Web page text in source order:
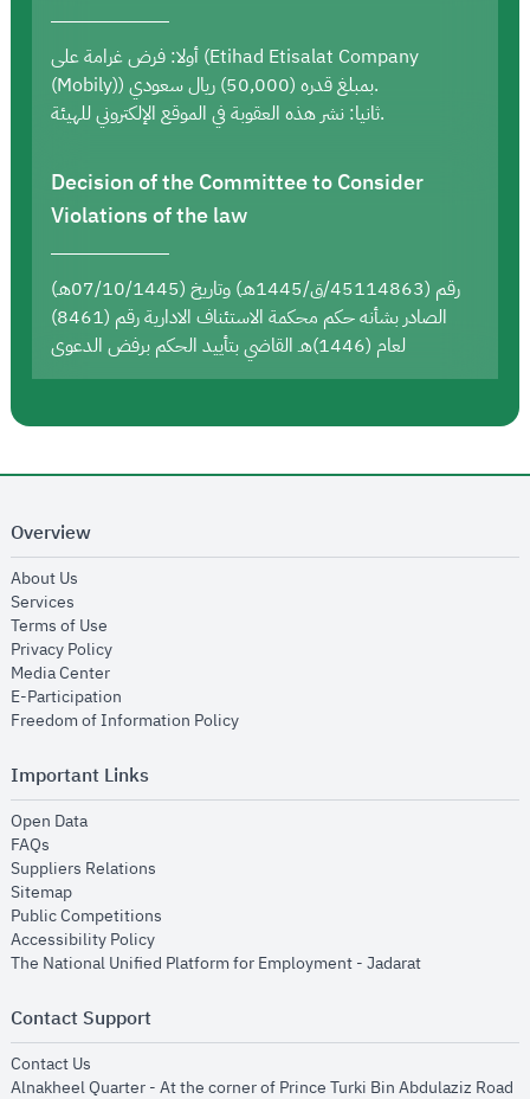
أولا: فرض غرامة على (Etihad Etisalat Company
(Mobily)) بمبلغ قدره (50,000) ريال سعودي.
ثانيا: نشر هذه العقوبة في الموقع الإلكتروني للهيئة.
Decision of the Committee to Consider
Violations of the law
رقم (45114863/ق/1445هـ) وتاريخ (07/10/1445هـ)
الصادر بشأنه حكم محكمة الاستئناف الادارية رقم (8461)
لعام (1446)هـ القاضي بتأييد الحكم برفض الدعوى
Overview
About Us
Services
Terms of Use
Privacy Policyopens in new window
Media Centeropens in new window
E-Participation
Freedom of Information Policyopens in new window
Important Links
Open Dataopens in new window
FAQs
Suppliers Relations
Sitemapopens in new window
Public Competitions
Accessibility Policyopens in new window
The National Unified Platform for Employment - Jadaratopens in new
Contact Support
Contact Us
Alnakheel Quarter - At the corner of Prince Turki Bin Abdulaziz Road